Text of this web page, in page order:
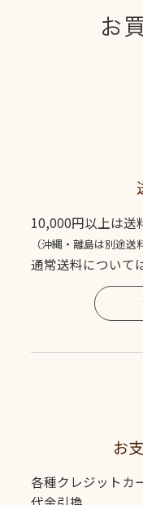
お
10,000円以上は送
（沖縄・離島は別途送
通常送料について
お
各種クレジットカ